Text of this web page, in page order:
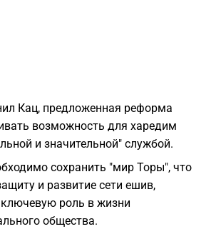
Кац, предложенная реформа
возможность для харедим
и значительной" службой.
сохранить "мир Торы", что
и развитие сети ешив,
роль в жизни
общества.